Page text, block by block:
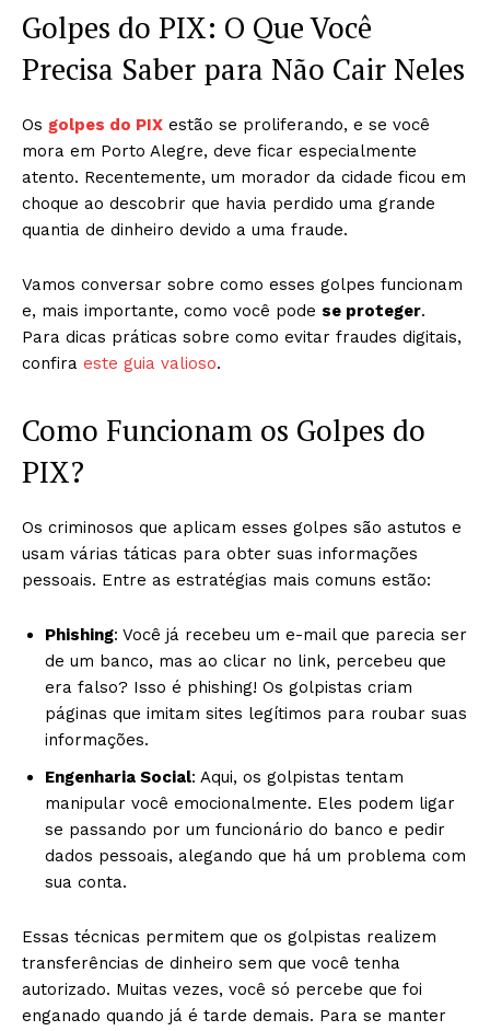
Golpes do PIX: O Que Você
Precisa Saber para Não Cair Neles
Os golpes do PIX estão se proliferando, e se você
mora em Porto Alegre, deve ficar especialmente
atento. Recentemente, um morador da cidade ficou em
choque ao descobrir que havia perdido uma grande
quantia de dinheiro devido a uma fraude.
Vamos conversar sobre como esses golpes funcionam
e, mais importante, como você pode se proteger.
Para dicas práticas sobre como evitar fraudes digitais,
confira este guia valioso.
Como Funcionam os Golpes do
PIX?
Os criminosos que aplicam esses golpes são astutos e
usam várias táticas para obter suas informações
pessoais. Entre as estratégias mais comuns estão:
Phishing: Você já recebeu um e-mail que parecia ser
de um banco, mas ao clicar no link, percebeu que
era falso? Isso é phishing! Os golpistas criam
páginas que imitam sites legítimos para roubar suas
informações.
Engenharia Social: Aqui, os golpistas tentam
manipular você emocionalmente. Eles podem ligar
se passando por um funcionário do banco e pedir
dados pessoais, alegando que há um problema com
sua conta.
Essas técnicas permitem que os golpistas realizem
transferências de dinheiro sem que você tenha
autorizado. Muitas vezes, você só percebe que foi
enganado quando já é tarde demais. Para se manter